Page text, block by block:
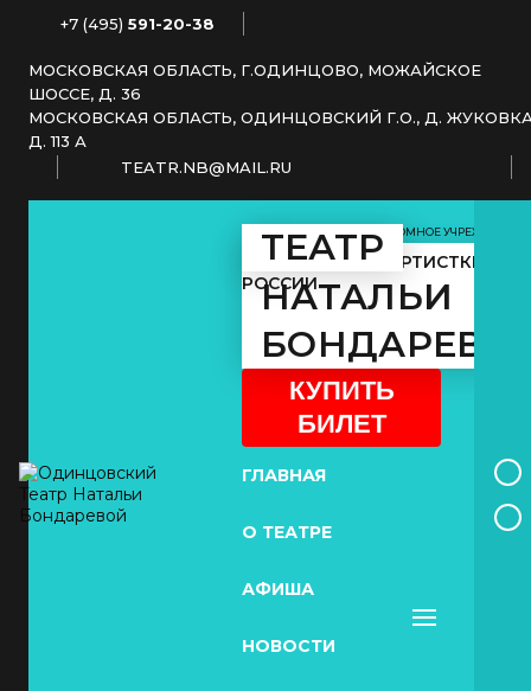
+7 (495) 591-20-38
МОСКОВСКАЯ ОБЛАСТЬ, Г.ОДИНЦОВО, МОЖАЙСКОЕ
ШОССЕ, Д. 36
МОСКОВСКАЯ ОБЛАСТЬ, ОДИНЦОВСКИЙ Г.О., Д.
Д. 113 А
TEATR.NB@MAIL.RU
ТЕАТР
НАТАЛЬИ
МУНИЦИПАЛЬНОЕ АВТОНОМНОЕ УЧРЕЖДЕНИЕ
КУЛЬТУРЫ
ЗАСЛУЖЕННОЙ АРТИСТКИ
РОССИИ
КУПИТЬ
БИЛЕТ
ГЛАВНАЯ
О ТЕАТРЕ
АФИША
НОВОСТИ